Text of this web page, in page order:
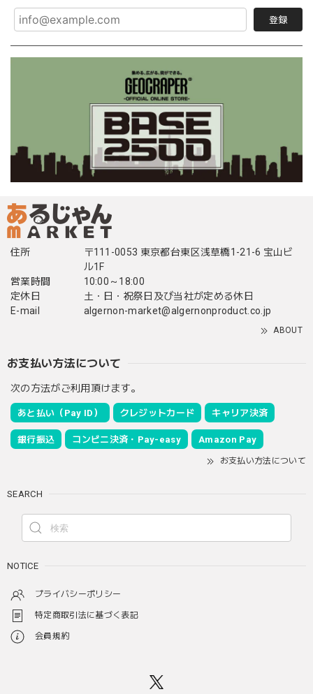
登録
住所
〒111-0053 東京都台東区浅草橋1-21-6 宝山ビ
ル1F
営業時間
10:00～18:00
定休日
土・日・祝祭日及び当社が定める休日
E-mail
algernon-market@algernonproduct.co.jp
ABOUT
お支払い方法について
次の方法がご利用頂けます。
あと払い（Pay ID） クレジットカード キャリア決済
銀行振込 コンビニ決済・Pay-easy Amazon Pay
お支払い方法について
SEARCH
NOTICE
プライバシーポリシー
特定商取引法に基づく表記
会員規約